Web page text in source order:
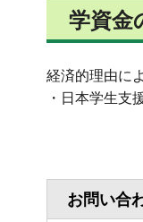
学資金
経済的理由に
・日本学生支
お問い合